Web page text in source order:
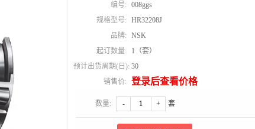
编号:
008ggs
规格型号:
HR32208J
品牌:
NSK
起订数量:
1（套）
预计出货周期(日): 30
销售价:
登录后查看价格
数量: - + 套